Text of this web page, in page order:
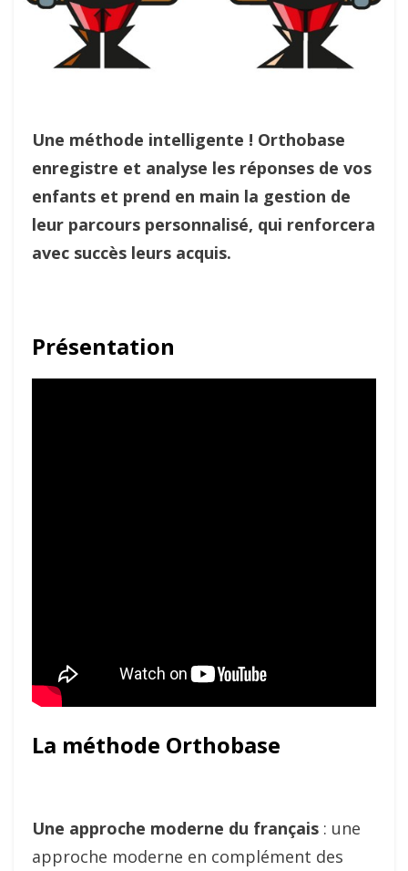
Une méthode intelligente ! Orthobase
enregistre et analyse les réponses de vos
enfants et prend en main la gestion de
leur parcours personnalisé, qui renforcera
avec succès leurs acquis.
Présentation
La méthode Orthobase
Une approche moderne du français : une
approche moderne en complément des